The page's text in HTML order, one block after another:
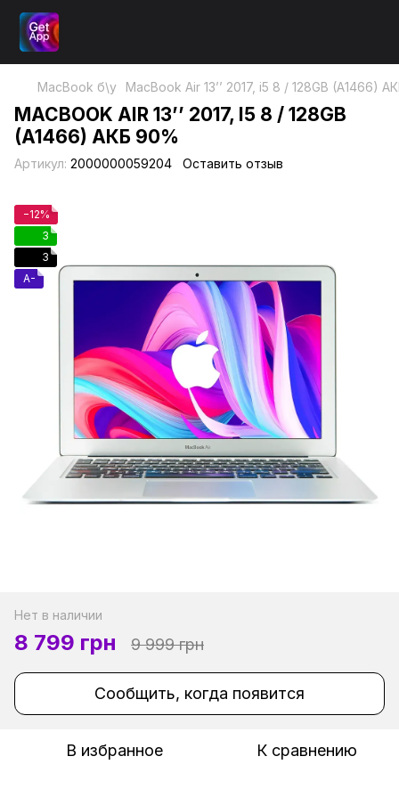
MacBook б\у MacBook Air 13’’ 2017, i5 8 / 128GB (A1466)
MACBOOK AIR 13’’ 2017, I5 8 / 128GB
(A1466) АКБ 90%
Артикул: 2000000059204 Оставить отзыв
−12%
3
3
A-
Нет в наличии
8 799 грн 9 999 грн
Сообщить, когда появится
В избранное К сравнению